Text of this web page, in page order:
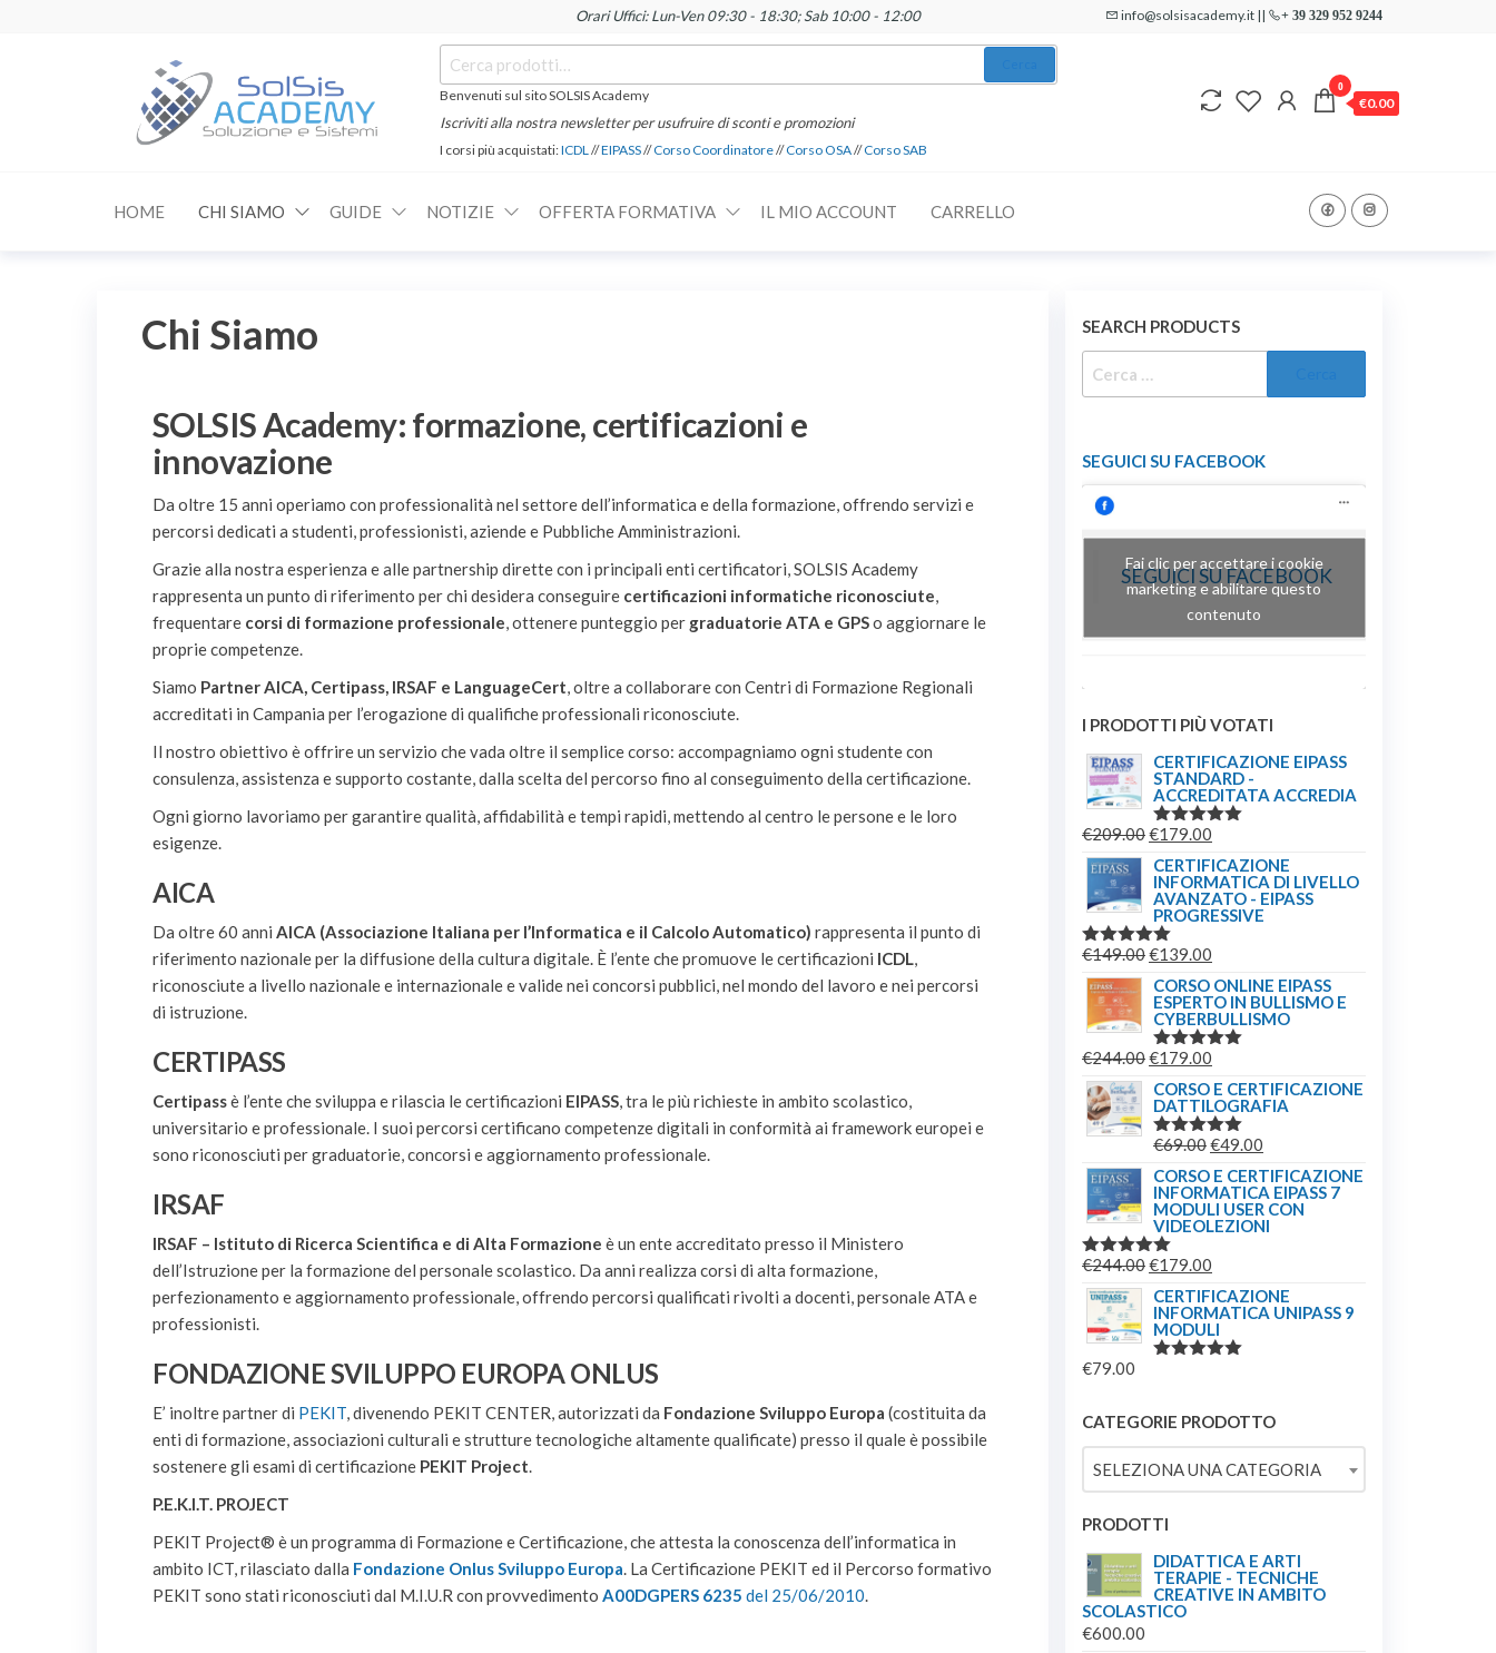
Orari Uffici: Lun-Ven 09:30 - 18:30; Sab 10:00 - 12:00 info@solsisacademy.it || + 39 329 952 9244
e
Benvenuti sul sito SOLSIS Academy
Iscriviti alla nostra newsletter per usufruire di sconti e promozioni
I corsi più acquistati:ICDL//EIPASS//Corso Coordinatore//Corso OSA//Corso SAB
0
€0.00
HOME CHI SIAMO GUIDE NOTIZIE OFFERTA FORMATIVA IL MIO ACCOUNT CARRELLO
Chi Siamo
SOLSIS Academy: formazione, certificazioni e
innovazione
Da oltre 15 anni operiamo con professionalità nel settore dell’informatica e della formazione, offrendo servizi e
percorsi dedicati a studenti, professionisti, aziende e Pubbliche Amministrazioni.
Grazie alla nostra esperienza e alle partnership dirette con i principali enti certificatori, SOLSIS Academy
rappresenta un punto di riferimento per chi desidera conseguire certificazioni informatiche riconosciute,
frequentare corsi di formazione professionale, ottenere punteggio per graduatorie ATA e GPSo aggiornare le
proprie competenze.
Siamo Partner AICA, Certipass, IRSAF e LanguageCert, oltre a collaborare con Centri di Formazione Regionali
accreditati in Campania per l’erogazione di qualifiche professionali riconosciute.
Il nostro obiettivo è offrire un servizio che vada oltre il semplice corso: accompagniamo ogni studente con
consulenza, assistenza e supporto costante, dalla scelta del percorso fino al conseguimento della certificazione.
Ogni giorno lavoriamo per garantire qualità, affidabilità e tempi rapidi, mettendo al centro le persone e le loro
esigenze.
AICA
Da oltre 60 anni AICA (Associazione Italiana per l’Informatica e il Calcolo Automatico) rappresenta il punto di
riferimento nazionale per la diffusione della cultura digitale. È l’ente che promuove le certificazioni ICDL,
riconosciute a livello nazionale e internazionale e valide nei concorsi pubblici, nel mondo del lavoro e nei percorsi
di istruzione.
CERTIPASS
Certipassè l’ente che sviluppa e rilascia le certificazioni EIPASS, tra le più richieste in ambito scolastico,
universitario e professionale. I suoi percorsi certificano competenze digitali in conformità ai framework europei e
sono riconosciuti per graduatorie, concorsi e aggiornamento professionale.
IRSAF
IRSAF – Istituto di Ricerca Scientifica e di Alta Formazione è un ente accreditato presso il Ministero
dell’Istruzione per la formazione del personale scolastico. Da anni realizza corsi di alta formazione,
perfezionamento e aggiornamento professionale, offrendo percorsi qualificati rivolti a docenti, personale ATA e
professionisti.
FONDAZIONE SVILUPPO EUROPA ONLUS
E’ inoltre partner di PEKIT, divenendo PEKIT CENTER, autorizzati da Fondazione Sviluppo Europa (costituita da
enti di formazione, associazioni culturali e strutture tecnologiche altamente qualificate) presso il quale è possibile
sostenere gli esami di certificazione PEKIT Project.
P.E.K.I.T. PROJECT
PEKIT Project® è un programma di Formazione e Certificazione, che attesta la conoscenza dell’informatica in
ambito ICT, rilasciato dalla Fondazione Onlus Sviluppo Europa. La Certificazione PEKIT ed il Percorso formativo
PEKIT sono stati riconosciuti dal M.I.U.R con provvedimento A00DGPERS 6235 del 25/06/2010.
SEARCH PRODUCTS
SEGUICI SU FACEBOOK
SEGUICI SU FACEBOOK
Fai clic per accettare i cookie
marketing e abilitare questo
contenuto
I PRODOTTI PIÙ VOTATI
CERTIFICAZIONE EIPASS
STANDARD -
ACCREDITATA ACCREDIA
VALUTATO
€209.00€179.00
CERTIFICAZIONE
INFORMATICA DI LIVELLO
AVANZATO - EIPASS
PROGRESSIVE
VALUTATO
5.00SU 5
€149.00€139.00
CORSO ONLINE EIPASS
ESPERTO IN BULLISMO E
CYBERBULLISMO
VALUTATO
€244.00€179.00
CORSO E CERTIFICAZIONE
DATTILOGRAFIA
VALUTATO
€69.00€49.00
CORSO E CERTIFICAZIONE
INFORMATICA EIPASS 7
MODULI USER CON
VIDEOLEZIONI
VALUTATO
5.00SU 5
€244.00€179.00
CERTIFICAZIONE
INFORMATICA UNIPASS 9
MODULI
€79.00
CATEGORIE PRODOTTO
SELEZIONA UNA CATEGORIA
PRODOTTI
DIDATTICA E ARTI
TERAPIE - TECNICHE
CREATIVE IN AMBITO
SCOLASTICO
€600.00